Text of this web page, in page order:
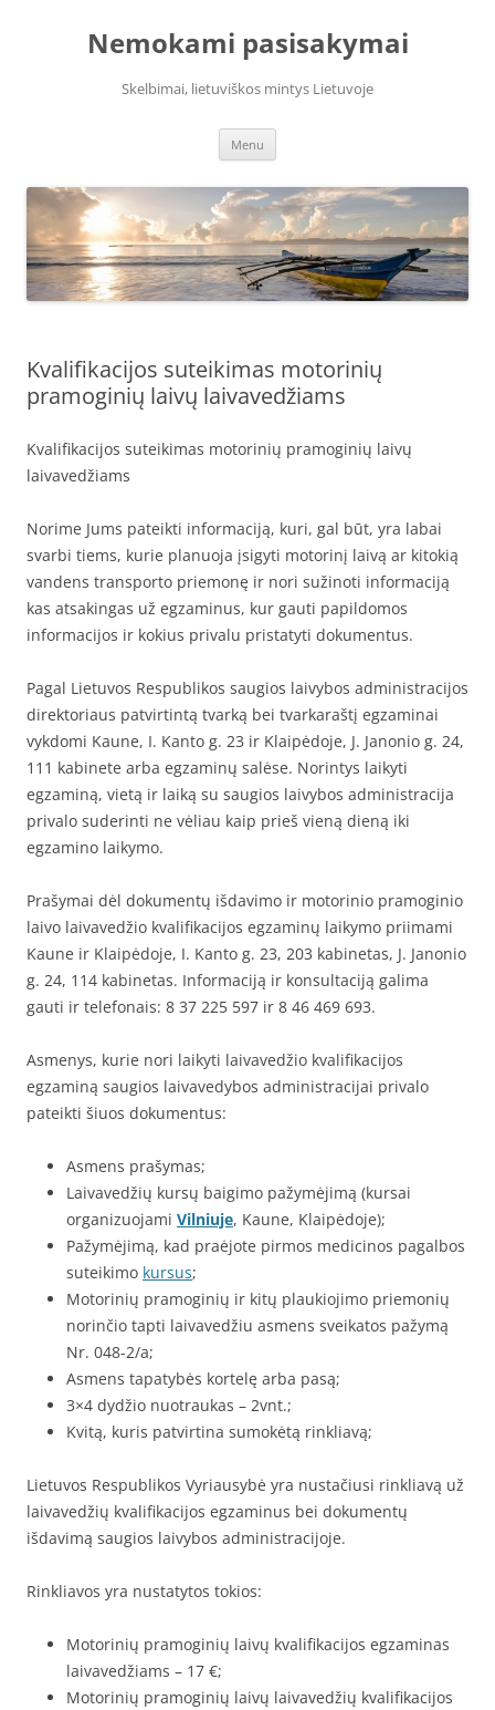
Nemokami pasisakymai
Skelbimai, lietuviškos mintys Lietuvoje
Menu
Kvalifikacijos suteikimas motorinių
pramoginių laivų laivavedžiams
Kvalifikacijos suteikimas motorinių pramoginių laivų
laivavedžiams
Norime Jums pateikti informaciją, kuri, gal būt, yra labai
svarbi tiems, kurie planuoja įsigyti motorinį laivą ar kitokią
vandens transporto priemonę ir nori sužinoti informaciją
kas atsakingas už egzaminus, kur gauti papildomos
informacijos ir kokius privalu pristatyti dokumentus.
Pagal Lietuvos Respublikos saugios laivybos administracijos
direktoriaus patvirtintą tvarką bei tvarkaraštį egzaminai
vykdomi Kaune, I. Kanto g. 23 ir Klaipėdoje, J. Janonio g. 24,
111 kabinete arba egzaminų salėse. Norintys laikyti
egzaminą, vietą ir laiką su saugios laivybos administracija
privalo suderinti ne vėliau kaip prieš vieną dieną iki
egzamino laikymo.
Prašymai dėl dokumentų išdavimo ir motorinio pramoginio
laivo laivavedžio kvalifikacijos egzaminų laikymo priimami
Kaune ir Klaipėdoje, I. Kanto g. 23, 203 kabinetas, J. Janonio
g. 24, 114 kabinetas. Informaciją ir konsultaciją galima
gauti ir telefonais: 8 37 225 597 ir 8 46 469 693.
Asmenys, kurie nori laikyti laivavedžio kvalifikacijos
egzaminą saugios laivavedybos administracijai privalo
pateikti šiuos dokumentus:
Asmens prašymas;
Laivavedžių kursų baigimo pažymėjimą (kursai
organizuojami Vilniuje, Kaune, Klaipėdoje);
Pažymėjimą, kad praėjote pirmos medicinos pagalbos
suteikimo kursus;
Motorinių pramoginių ir kitų plaukiojimo priemonių
norinčio tapti laivavedžiu asmens sveikatos pažymą
Nr. 048-2/a;
Asmens tapatybės kortelę arba pasą;
3×4 dydžio nuotraukas – 2vnt.;
Kvitą, kuris patvirtina sumokėtą rinkliavą;
Lietuvos Respublikos Vyriausybė yra nustačiusi rinkliavą už
laivavedžių kvalifikacijos egzaminus bei dokumentų
išdavimą saugios laivybos administracijoje.
Rinkliavos yra nustatytos tokios:
Motorinių pramoginių laivų kvalifikacijos egzaminas
laivavedžiams – 17 €;
Motorinių pramoginių laivų laivavedžių kvalifikacijos